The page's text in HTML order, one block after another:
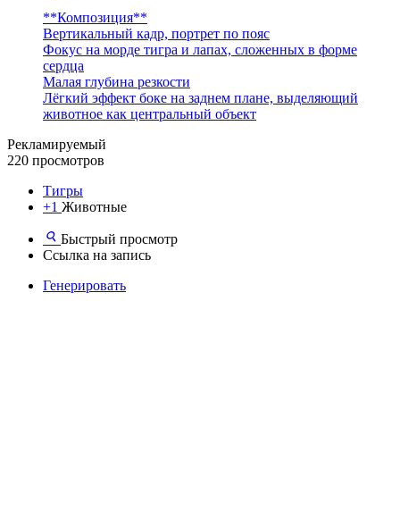
**Композиция**
Вертикальный кадр, портрет по пояс
Фокус на морде тигра и лапах, сложенных в форме
сердца
Малая глубина резкости
Лёгкий эффект боке на заднем плане, выделяющий
животное как центральный объект
Рекламируемый
220 просмотров
Тигры
+1 Животные
Быстрый просмотр
Ссылка на запись
Генерировать